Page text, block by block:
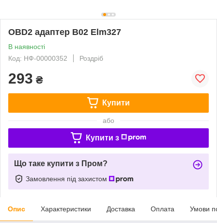
OBD2 адаптер B02 Elm327
В наявності
Код: НФ-00000352
Роздріб
293 ₴
Купити
або
Купити з
Що таке купити з Пром?
Замовлення під захистом
Опис Характеристики Доставка Оплата Умови